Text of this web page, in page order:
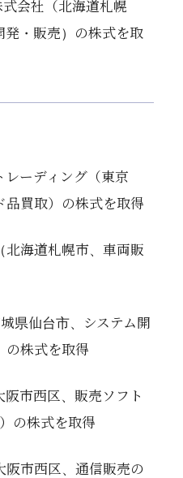
会社（北海道札幌
発・販売）の株式を取
ーディング（東京
品買取）の株式を取得
北海道札幌市、車両販
県仙台市、システム開
の株式を取得
市西区、販売ソフト
の株式を取得
阪市西区、通信販売の